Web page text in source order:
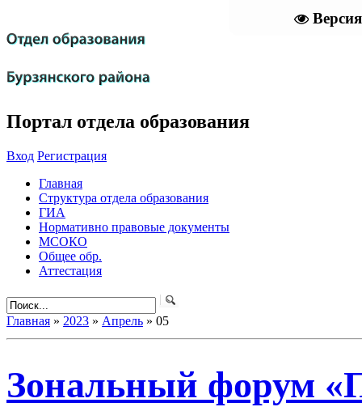
Портал отдела образования
Вход Регистрация
Главная
Структура отдела образования
ГИА
Нормативно правовые документы
МСОКО
Общее обр.
Аттестация
Главная » 2023 » Апрель » 05
Зональный форум